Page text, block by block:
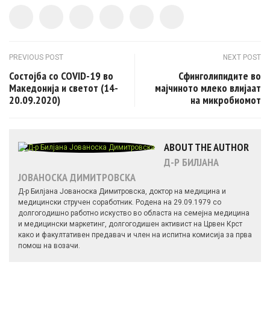
Post navigation
PREVIOUS POST
Состојба со COVID-19 во
Македонија и светот (14-
20.09.2020)
NEXT POST
Сфинголипидите во
мајчиното млеко влијаат
на микробиомот
ABOUT THE AUTHOR
Д-Р БИЛЈАНА
ЈОВАНОСКА ДИМИТРОВСКА
Д-р Билјана Јованоска Димитровска, доктор на медицина и
медицински стручен соработник. Родена на 29.09.1979 со
долгогодишно работно искуство во областа на семејна медицина
и медицински маркетинг, долгогодишен активист на Црвен Крст
како и факултативен предавач и член на испитна комисија за прва
помош на возачи.